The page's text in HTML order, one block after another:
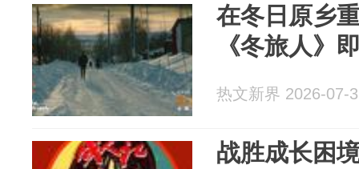
在冬日原乡
《冬旅人》
热文新界 2026-07-
战胜成长困